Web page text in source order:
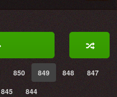
850 849 848
847
845 844